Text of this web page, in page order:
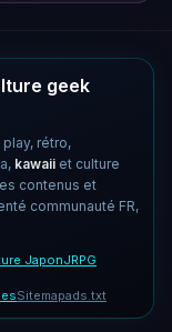
geek
play, rétro,
kawaii et culture
contenus et
communauté FR,
JaponJRPG
Sitemapads.txt